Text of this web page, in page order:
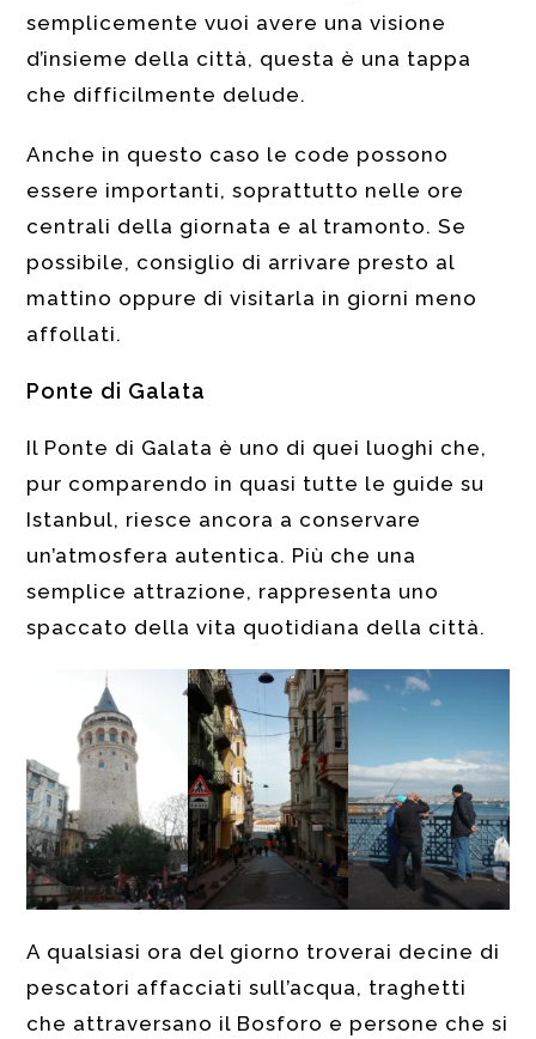
semplicemente vuoi avere una visione
d’insieme della città, questa è una tappa
che difficilmente delude.
Anche in questo caso le code possono
essere importanti, soprattutto nelle ore
centrali della giornata e al tramonto. Se
possibile, consiglio di arrivare presto al
mattino oppure di visitarla in giorni meno
affollati.
Ponte di Galata
Il Ponte di Galata è uno di quei luoghi che,
pur comparendo in quasi tutte le guide su
Istanbul, riesce ancora a conservare
un’atmosfera autentica. Più che una
semplice attrazione, rappresenta uno
spaccato della vita quotidiana della città.
A qualsiasi ora del giorno troverai decine di
pescatori affacciati sull’acqua, traghetti
che attraversano il Bosforo e persone che si